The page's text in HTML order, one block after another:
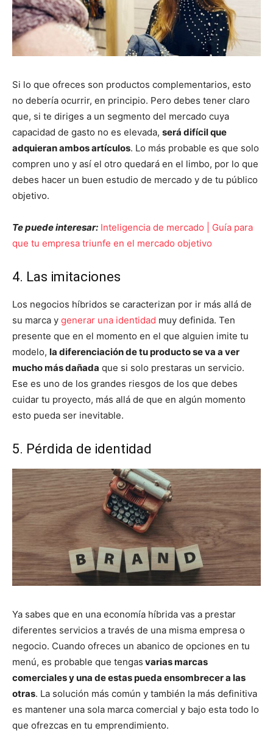
Si lo que ofreces son productos complementarios, esto
no debería ocurrir, en principio. Pero debes tener claro
que, si te diriges a un segmento del mercado cuya
capacidad de gasto no es elevada, será difícil que
adquieran ambos artículos. Lo más probable es que solo
compren uno y así el otro quedará en el limbo, por lo que
debes hacer un buen estudio de mercado y de tu público
objetivo.
Te puede interesar: Inteligencia de mercado | Guía para
que tu empresa triunfe en el mercado objetivo
4. Las imitaciones
Los negocios híbridos se caracterizan por ir más allá de
su marca y generar una identidad muy definida. Ten
presente que en el momento en el que alguien imite tu
modelo, la diferenciación de tu producto se va a ver
mucho más dañada que si solo prestaras un servicio.
Ese es uno de los grandes riesgos de los que debes
cuidar tu proyecto, más allá de que en algún momento
esto pueda ser inevitable.
5. Pérdida de identidad
Ya sabes que en una economía híbrida vas a prestar
diferentes servicios a través de una misma empresa o
negocio. Cuando ofreces un abanico de opciones en tu
menú, es probable que tengas varias marcas
comerciales y una de estas pueda ensombrecer a las
otras. La solución más común y también la más definitiva
es mantener una sola marca comercial y bajo esta todo lo
que ofrezcas en tu emprendimiento.